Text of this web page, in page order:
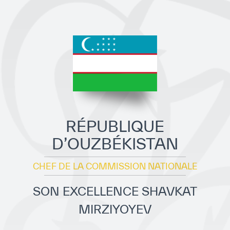
Normes Internationales de Qualité et
Secrétariat Général
Partenariats
Notre impact
Objectifs de développement durable
RÉPUBLIQUE
D’OUZBÉKISTAN
CHEF DE LA COMMISSION NATIONALE
SON EXCELLENCE SHAVKAT
MIRZIYOYEV